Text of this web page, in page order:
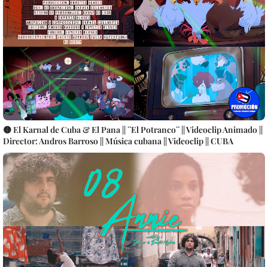
🟡 El Karnal de Cuba & El Pana || ¨El Potranco¨ || Videoclip Animado ||
Director: Andros Barroso || Música cubana || Videoclip || CUBA